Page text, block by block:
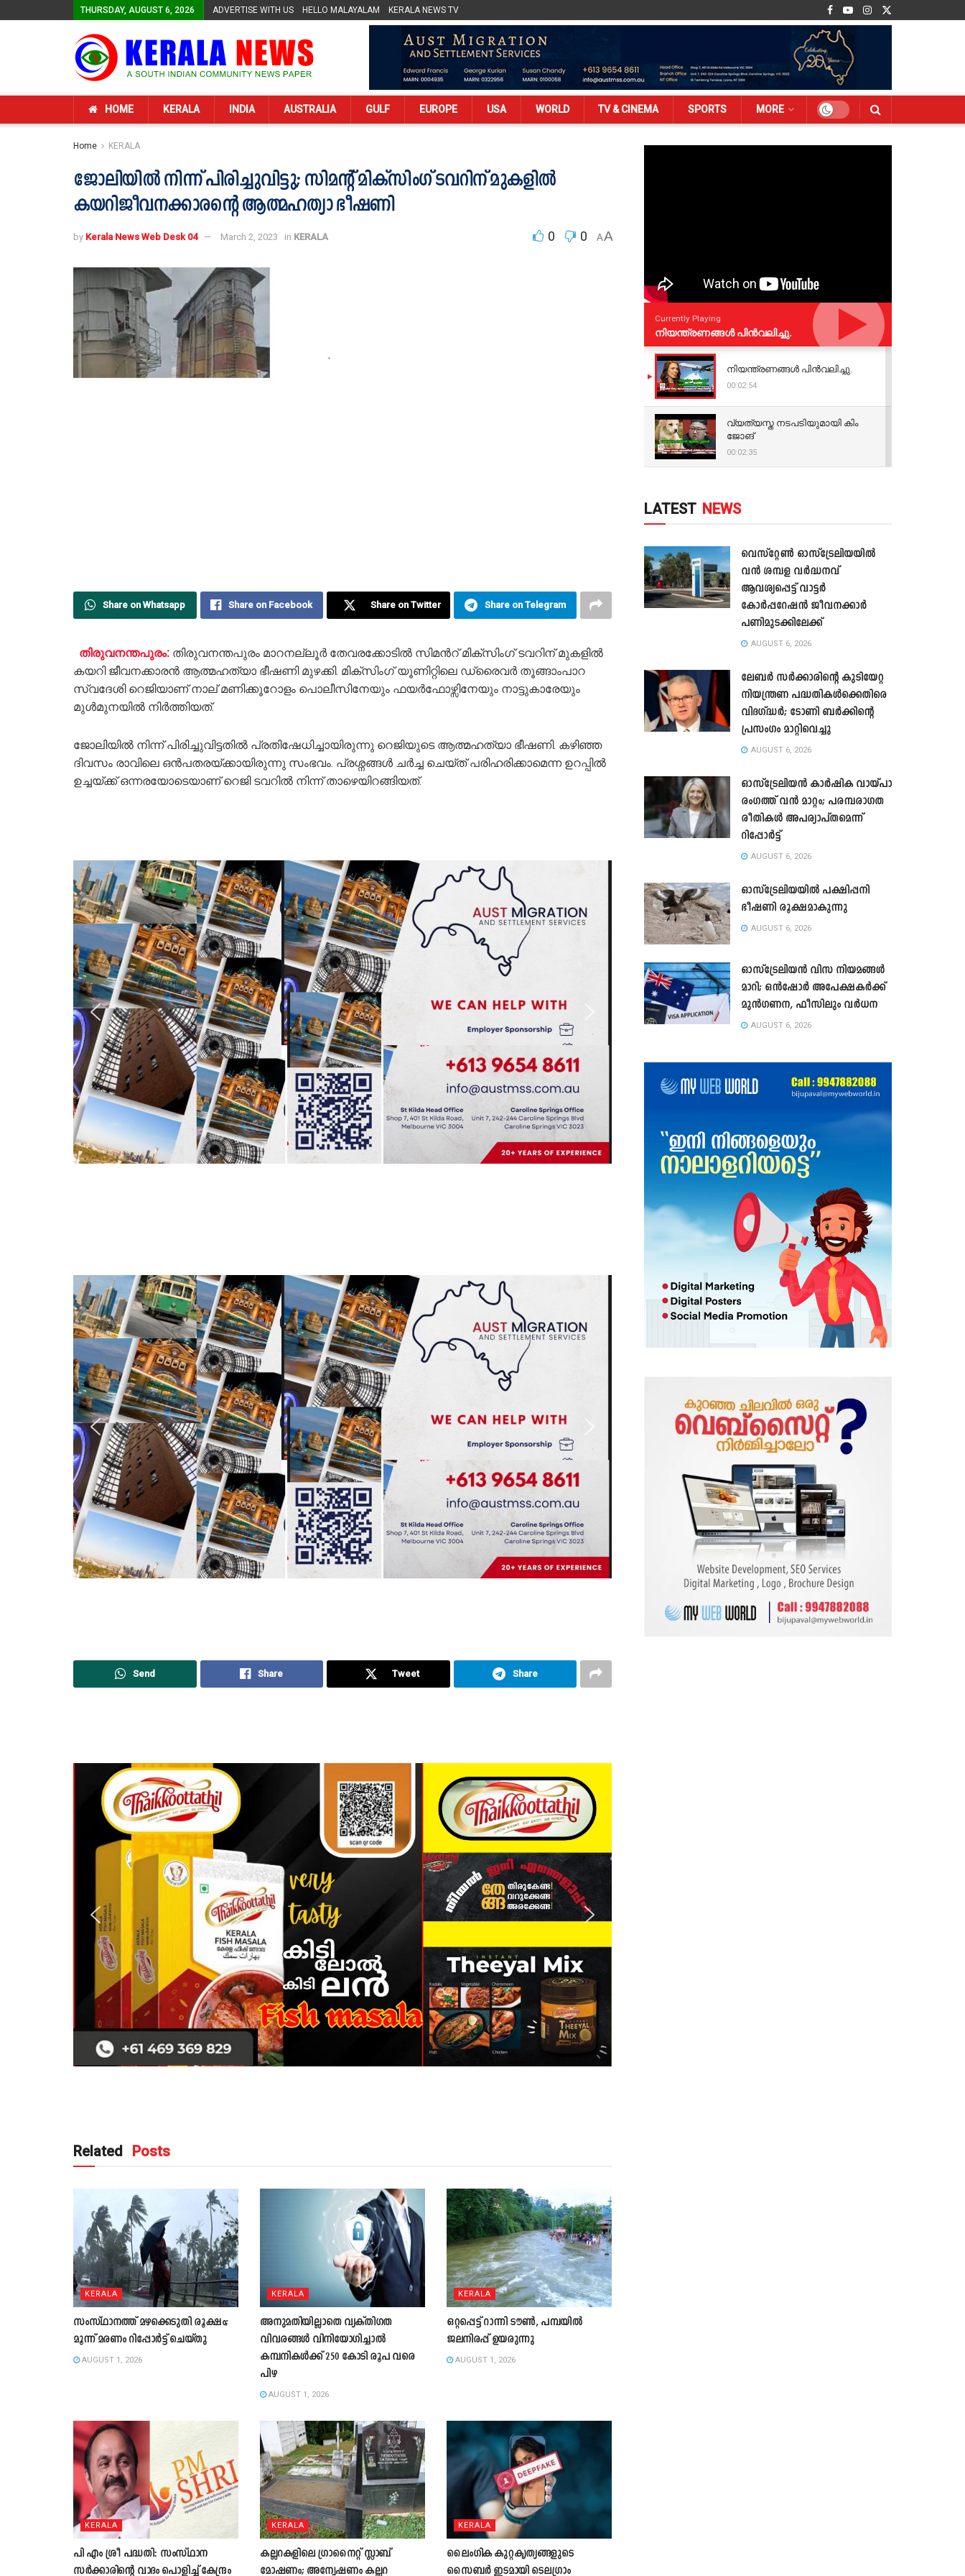
THURSDAY, AUGUST 6, 2026 ADVERTISE WITH US HELLO MALAYALAM KERALA NEWS TV
HOME KERALA INDIA AUSTRALIA GULF EUROPE USA WORLD TV & CINEMA SPORTS MORE
Home KERALA
ജോലിയിൽ നിന്ന് പിരിച്ചുവിട്ടു; സിമന്‍റ് മിക്സിംഗ് ടവറിന് മുകളിൽ
കയറിജീവനക്കാരന്‍റെ ആത്മഹത്യാ ഭീഷണി
by Kerala News Web Desk 04 March 2, 2023 in KERALA 0 0 AA
Share on Whatsapp Share on Facebook Share on Twitter Share on Telegram
തിരുവനന്തപുരം: തിരുവനന്തപുരം മാറനല്ലൂര്‍ തേവരക്കോടിൽ സിമന്‍റ് മിക്സിംഗ് ടവറിന് മുകളിൽ
കയറി ജീവനക്കാരൻ ആത്മഹത്യാ ഭീഷണി മുഴക്കി. മിക്സിംഗ് യൂണിറ്റിലെ ഡ്രൈവര്‍ തൂങ്ങാംപാറ
സ്വദേശി റെജിയാണ് നാല് മണിക്കൂറോളം പൊലീസിനേയും ഫയര്‍ഫോഴ്സിനേയും നാട്ടുകാരേയും
മുൾമുനയിൽ നിര്‍ത്തിയത്.
ജോലിയിൽ നിന്ന് പിരിച്ചുവിട്ടതിൽ പ്രതിഷേധിച്ചായിരുന്നു റെജിയുടെ ആത്മഹത്യാ ഭീഷണി. കഴിഞ്ഞ
ദിവസം രാവിലെ ഒന്‍പതരയ്ക്കായിരുന്നു സംഭവം. പ്രശ്നങ്ങൾ ചര്‍ച്ച ചെയ്ത് പരിഹരിക്കാമെന്ന ഉറപ്പിൽ
ഉച്ചയ്ക്ക് ഒന്നരയോടെയാണ് റെജി ടവറിൽ നിന്ന് താഴെയിറങ്ങിയത്.
Send Share Tweet Share
Related Posts
KERALA
സംസ്ഥാനത്ത് മഴക്കെടുതി രൂക്ഷം;
മൂന്ന് മരണം റിപ്പോർട്ട് ചെയ്തു
AUGUST 1, 2026
KERALA
അനുമതിയില്ലാതെ വ്യക്തിഗത
വിവരങ്ങൾ വിനിയോഗിച്ചാൽ
കമ്പനികൾക്ക് 250 കോടി രൂപ വരെ
പിഴ
AUGUST 1, 2026
KERALA
ഒറ്റപ്പെട്ട് റാന്നി ടൗൺ, പമ്പയിൽ
ജലനിരപ്പ് ഉയരുന്നു
AUGUST 1, 2026
KERALA
പി എം ശ്രീ പദ്ധതി: സംസ്ഥാന
സർക്കാരിന്റെ വാദം പൊളിച്ച് കേന്ദ്രം
KERALA
കല്ലറകളിലെ ഗ്രാനൈറ്റ് സ്ലാബ്
മോഷണം; അന്വേഷണം കല്ലറ
KERALA
ലൈംഗിക കുറ്റകൃത്യങ്ങളുടെ
സൈബർ ഇടമായി ടെലഗ്രാം
Currently Playing
നിയന്ത്രണങ്ങള്‍ പിന്‍വലിച്ചു.
നിയന്ത്രണങ്ങള്‍ പിന്‍വലിച്ചു.
00:02:54
വ്യത്യസ്ത നടപടിയുമായി കിം
ജോങ്
00:02:35
LATEST NEWS
വെസ്റ്റേൺ ഓസ്‌ട്രേലിയയിൽ
വൻ ശമ്പള വർദ്ധനവ്
ആവശ്യപ്പെട്ട് വാട്ടർ
കോർപ്പറേഷൻ ജീവനക്കാർ
പണിമുടക്കിലേക്ക്
AUGUST 6, 2026
ലേബർ സർക്കാരിന്റെ കുടിയേറ്റ
നിയന്ത്രണ പദ്ധതികൾക്കെതിരെ
വിദഗ്ദ്ധർ; ടോണി ബർക്കിന്റെ
പ്രസംഗം മാറ്റിവെച്ചു
AUGUST 6, 2026
ഓസ്‌ട്രേലിയൻ കാർഷിക വായ്പാ
രംഗത്ത് വൻ മാറ്റം; പരമ്പരാഗത
രീതികൾ അപര്യാപ്തമെന്ന്
റിപ്പോർട്ട്
AUGUST 6, 2026
ഓസ്ട്രേലിയയിൽ പക്ഷിപ്പനി
ഭീഷണി രൂക്ഷമാകുന്നു
AUGUST 6, 2026
ഓസ്‌ട്രേലിയൻ വിസ നിയമങ്ങൾ
മാറി; ഒൻഷോർ അപേക്ഷകർക്ക്
മുൻഗണന, ഫീസിലും വർധന
AUGUST 6, 2026